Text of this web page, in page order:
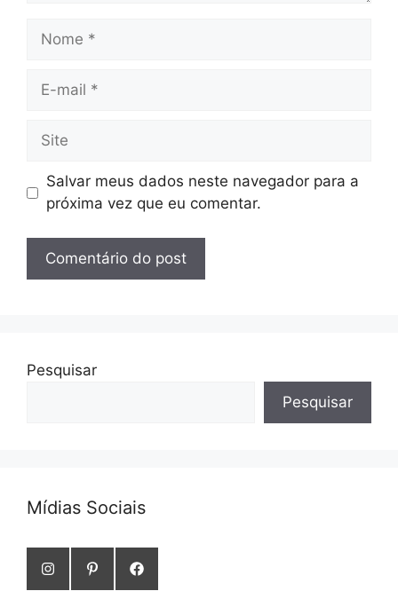
Nome
Site
Salvar meus dados neste navegador para a
próxima vez que eu comentar.
Pesquisar
Pesquisar
Mídias Sociais